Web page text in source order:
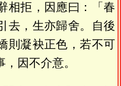
相拒，因應曰：「春
去，生亦歸舍。自後
則凝袂正色，若不可
因不介意。